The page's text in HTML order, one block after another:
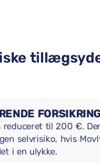
reduceret til 200 €.
selvrisiko, hvis
i en ulykke.